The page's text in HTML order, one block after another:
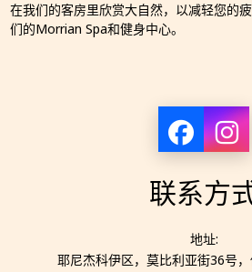
在我们的客房里欣赏大自然，以减轻您的
们的Morrian Spa和健身中心。
联系方
地址:
耶尼杰科伊区，莫比利亚街36号